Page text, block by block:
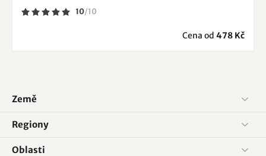
10/10
Cena od 478 Kč
Země
Regiony
Oblasti